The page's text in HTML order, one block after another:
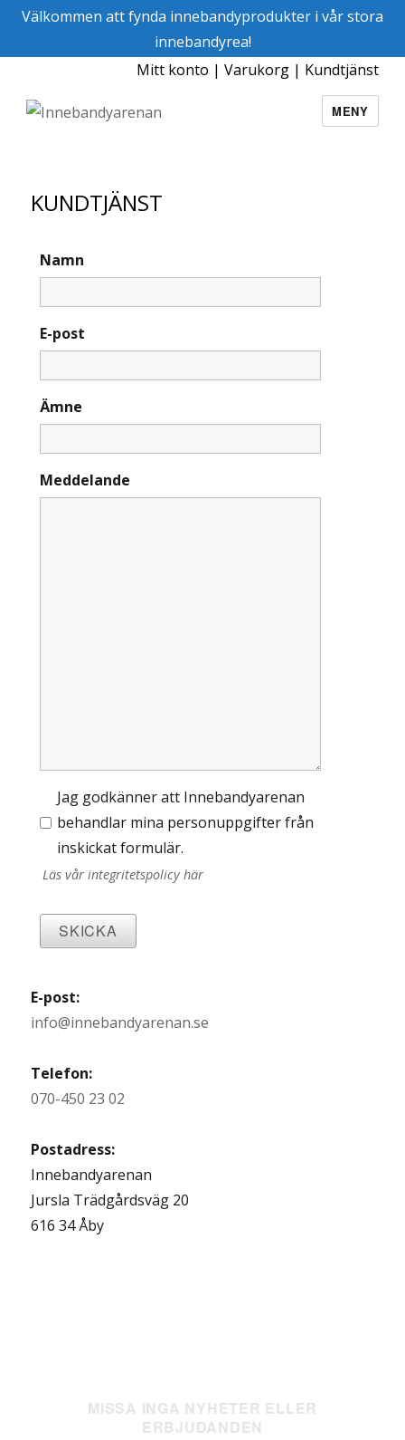
Välkommen att fynda innebandyprodukter i vår stora
innebandyrea!
Mitt konto | Varukorg| Kundtjänst
MENY
KUNDTJÄNST
Namn
E-post
Ämne
Meddelande
Jag godkänner att Innebandyarenan
behandlar mina personuppgifter från
inskickat formulär.
Läs vår integritetspolicy här
SKICKA
E-post:
info@innebandyarenan.se
Telefon:
070-450 23 02
Postadress:
Innebandyarenan
Jursla Trädgårdsväg 20
616 34 Åby
MISSA INGA NYHETER ELLER
ERBJUDANDEN